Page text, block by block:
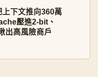
下文推向360萬
壓進2-bit、
出高風險商戶